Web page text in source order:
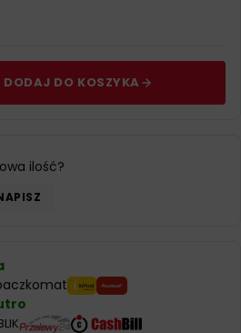
DODAJ DO KOSZYKA
ilość?